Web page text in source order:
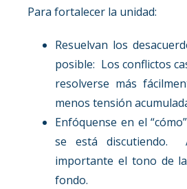
Para fortalecer la unidad:
Resuelvan los
posible: Los conflictos
resolverse más
menos tensión
Enfóquense en el
se está discutiendo.
importante el tono de
fondo.